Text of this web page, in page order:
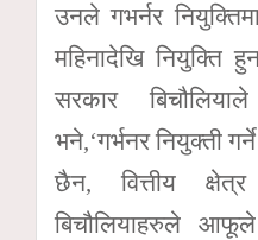
उनले गभर्नर
महिनादेखि नियुक्ति
सरकार
भने,‘गर्भनर नियुक्ती
छैन, वित्तीय
बिचौलियाहरुले